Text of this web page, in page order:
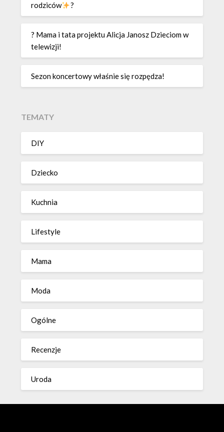
rodziców
?
? Mama i tata projektu Alicja Janosz Dzieciom w
telewizji!
Sezon koncertowy właśnie się rozpędza!
TEMATY
DIY
Dziecko
Kuchnia
Lifestyle
Mama
Moda
Ogólne
Recenzje
Uroda